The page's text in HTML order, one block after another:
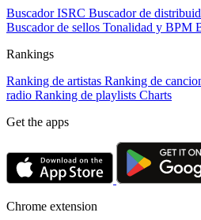
Buscador ISRC Buscador de
Buscador de sellos Tonalidad y BPM
Rankings
Ranking de artistas Ranking de
radio Ranking de playlists Charts
Get the apps
Chrome extension